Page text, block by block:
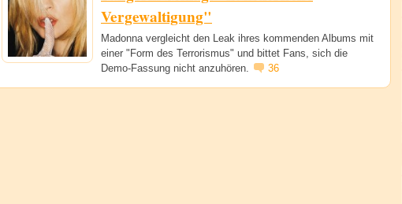
Vergewaltigung"
Madonna vergleicht den Leak ihres kommenden Albums mit
einer "Form des Terrorismus" und bittet Fans, sich die
Demo-Fassung nicht anzuhören.
36